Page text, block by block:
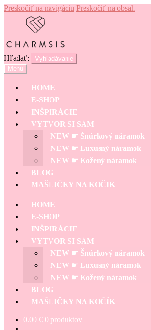
Preskočiť na navigáciu Preskočiť na obsah
Hľadať:
Vyhľadávanie
Menu
HOME
E-SHOP
INŠPIRÁCIE
VYTVOR SI SÁM
NEW ☛ Šnúrkový náramok
NEW ☛ Luxusný náramok
NEW ☛ Kožený náramok
BLOG
MAŠLIČKY NA KOČÍK
HOME
E-SHOP
INŠPIRÁCIE
VYTVOR SI SÁM
NEW ☛ Šnúrkový náramok
NEW ☛ Luxusný náramok
NEW ☛ Kožený náramok
BLOG
MAŠLIČKY NA KOČÍK
0.00 € 0 produktov